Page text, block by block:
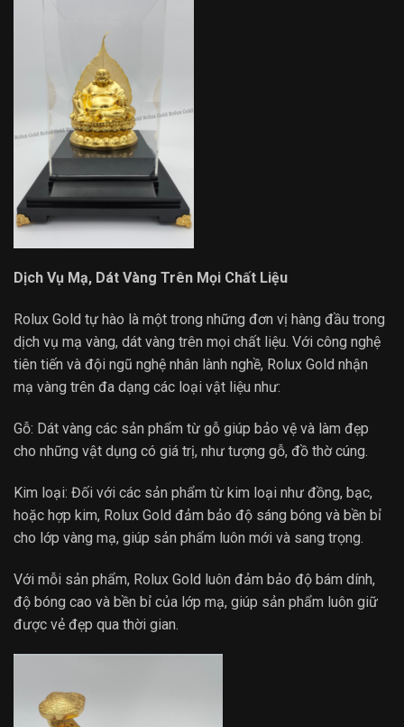
Dịch Vụ Mạ, Dát Vàng Trên Mọi Chất Liệu
Rolux Gold tự hào là một trong những đơn vị hàng đầu trong
dịch vụ mạ vàng, dát vàng trên mọi chất liệu. Với công nghệ
tiên tiến và đội ngũ nghệ nhân lành nghề, Rolux Gold nhận
mạ vàng trên đa dạng các loại vật liệu như:
Gỗ: Dát vàng các sản phẩm từ gỗ giúp bảo vệ và làm đẹp
cho những vật dụng có giá trị, như tượng gỗ, đồ thờ cúng.
Kim loại: Đối với các sản phẩm từ kim loại như đồng, bạc,
hoặc hợp kim, Rolux Gold đảm bảo độ sáng bóng và bền bỉ
cho lớp vàng mạ, giúp sản phẩm luôn mới và sang trọng.
Với mỗi sản phẩm, Rolux Gold luôn đảm bảo độ bám dính,
độ bóng cao và bền bỉ của lớp mạ, giúp sản phẩm luôn giữ
được vẻ đẹp qua thời gian.